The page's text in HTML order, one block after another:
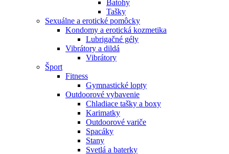
Batohy
Tašky
Sexuálne a erotické pomôcky
Kondomy a erotická kozmetika
Lubrigačné gély
Vibrátory a dildá
Vibrátory
Šport
Fitness
Gymnastické lopty
Outdoorové vybavenie
Chladiace tašky a boxy
Karimatky
Outdoorové variče
Spacáky
Stany
Svetlá a baterky